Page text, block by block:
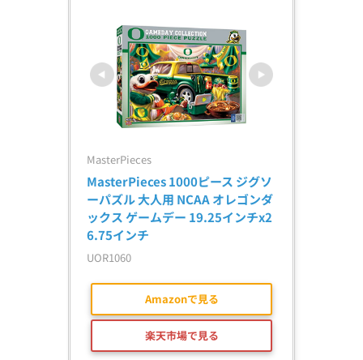
MasterPieces
MasterPieces 1000ピース ジグソ
ーパズル 大人用 NCAA オレゴンダ
ックス ゲームデー 19.25インチx2
6.75インチ
UOR1060
Amazonで見る
楽天市場で見る